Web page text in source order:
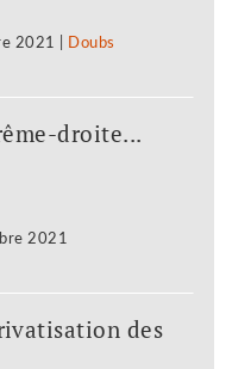
2021 Doubs
droite...
2021
des